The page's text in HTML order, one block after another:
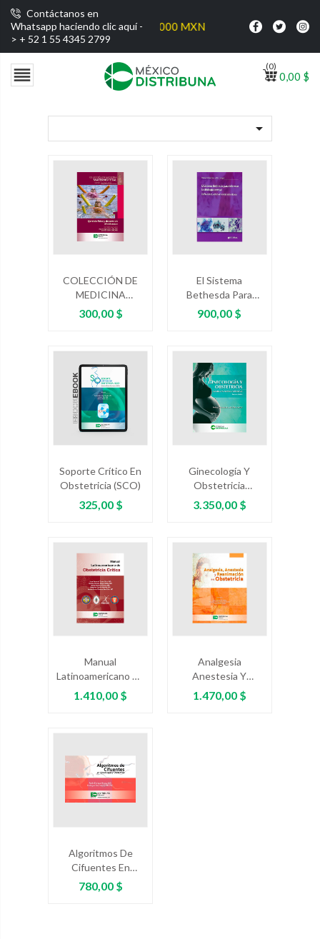
Contáctanos en
Whatsapp haciendo clic aquí -
> + 52 1 55 4345 2799
por compras superiores a $1000 MXN
 0,00 $
(0)

COLECCIÓN DE
MEDICINA
MATERNOFETAL -
Ejercicio Físico Y
Embarazo
Precio
300,00 $
El Sistema
Bethesda Para
Informar La
Citología Cervical
Precio
900,00 $
Soporte Crítico En
Obstetricia (SCO)
Precio
325,00 $
Ginecología Y
Obstetricia
Basadas En Nuevas
Evidencias. Tercera
Precio
3.350,00 $
Manual
Latinoamericano De
Obstetricia Crítica
Precio
1.410,00 $
Analgesia
Anestesia Y
Reanimación En
Obstetricia
Precio
1.470,00 $
Algoritmos De
Cifuentes En
Ginecología Y
Obstetricia
Precio
780,00 $